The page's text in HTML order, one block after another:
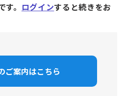
。 ログインすると続きをお
ご案内はこちら